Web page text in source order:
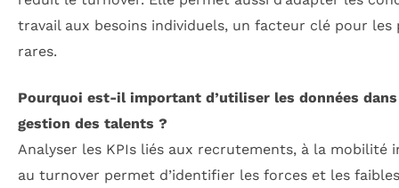
travail aux besoins individuels, un facteur clé pour les
rares.
Pourquoi est-il important d’utiliser les données
gestion des talents ?
Analyser les KPIs liés aux recrutements, à la mobilité
au turnover permet d’identifier les forces et les